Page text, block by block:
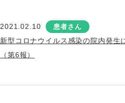
2021.02.10 患者さん
新型コロナウイルス感染の院内発生
（第6報）